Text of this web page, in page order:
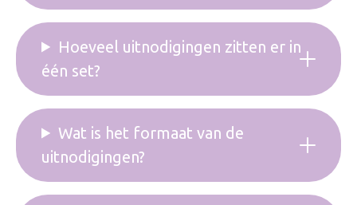
Hoeveel uitnodigingen zitten er in
één set?
Wat is het formaat van de
uitnodigingen?